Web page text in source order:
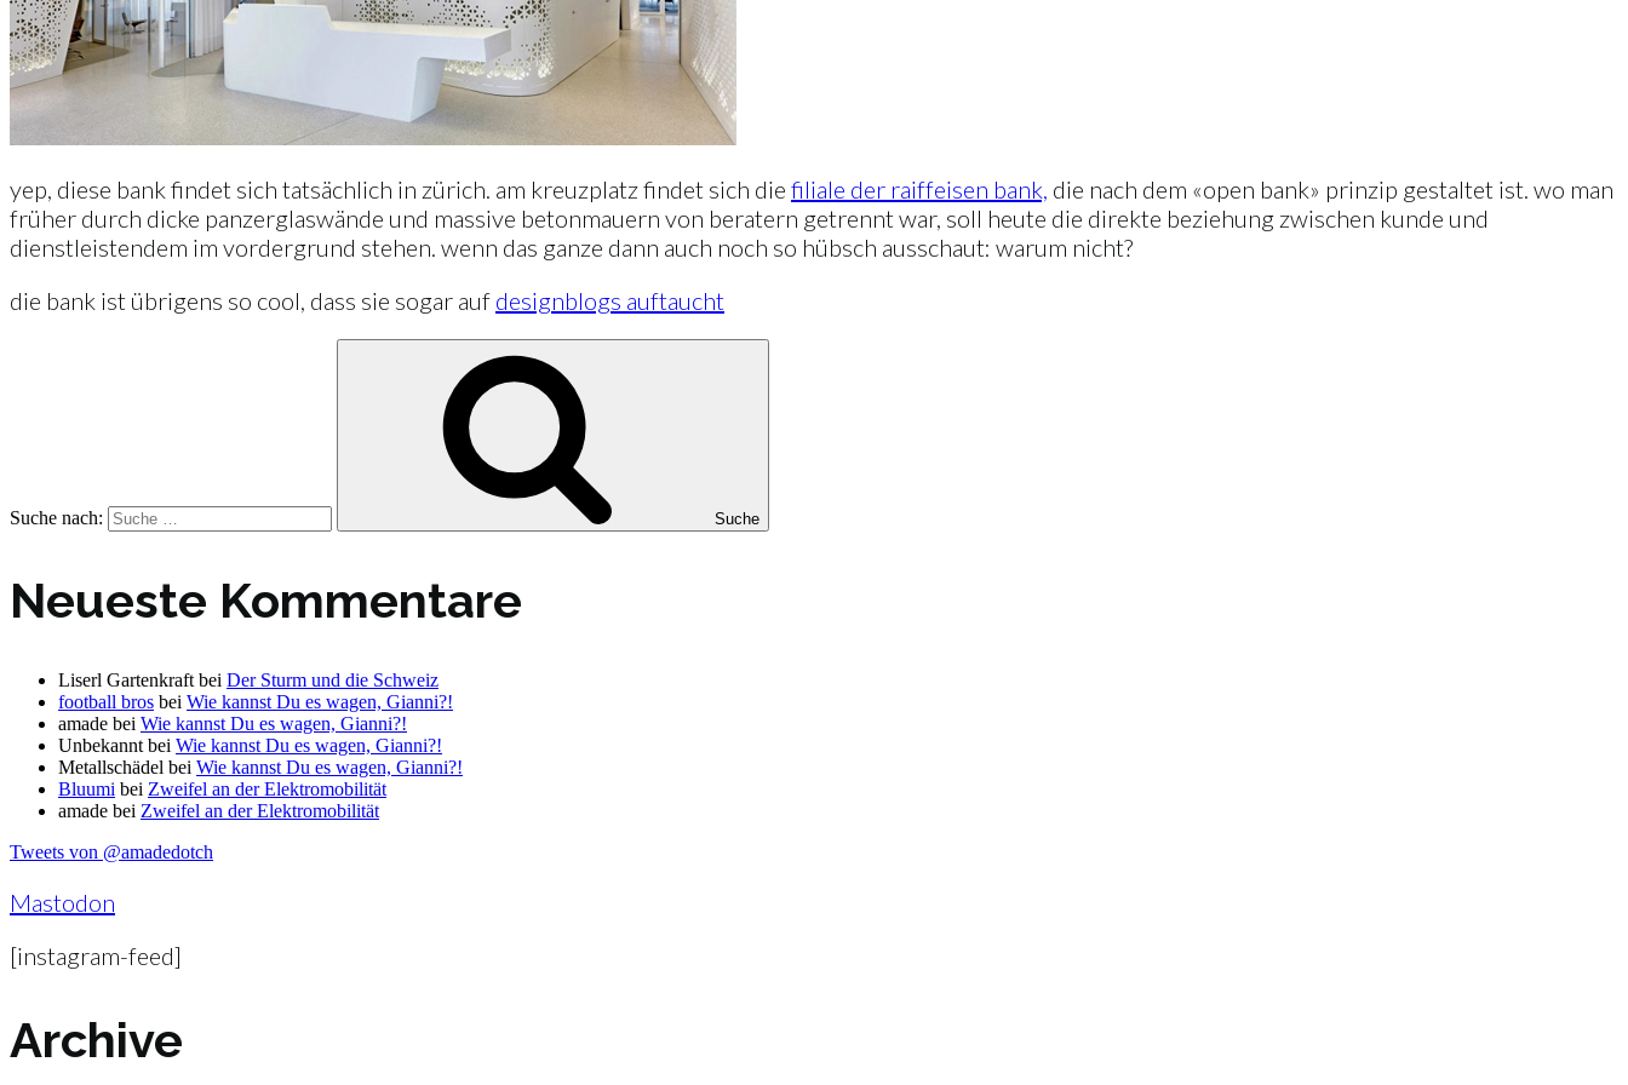
yep, diese bank findet sich tatsächlich in zürich. am kreuzplatz findet sich die filiale der raiffeisen bank, die nach dem «open bank» prinzip gestaltet ist. wo man
früher durch dicke panzerglaswände und massive betonmauern von beratern getrennt war, soll heute die direkte beziehung zwischen kunde und
dienstleistendem im vordergrund stehen. wenn das ganze dann auch noch so hübsch ausschaut: warum nicht?
die bank ist übrigens so cool, dass sie sogar auf designblogs auftaucht
Suche nach: Suche
Neueste Kommentare
Liserl Gartenkraft bei Der Sturm und die Schweiz
football bros bei Wie kannst Du es wagen, Gianni?!
amade bei Wie kannst Du es wagen, Gianni?!
Unbekannt bei Wie kannst Du es wagen, Gianni?!
Metallschädel bei Wie kannst Du es wagen, Gianni?!
Bluumi bei Zweifel an der Elektromobilität
amade bei Zweifel an der Elektromobilität
Tweets von @amadedotch
Mastodon
[instagram-feed]
Archive